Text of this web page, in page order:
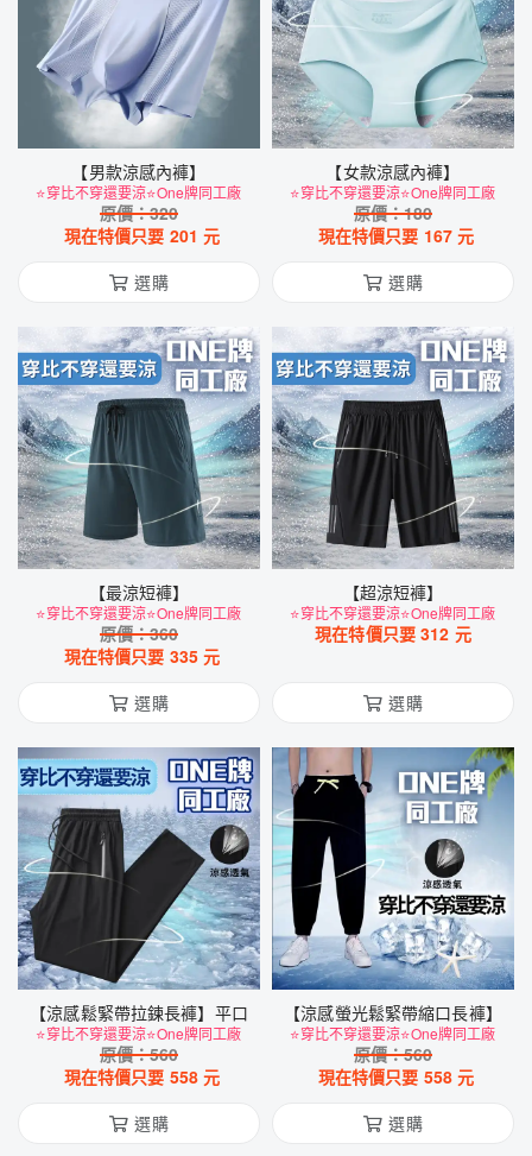
【男款涼感內褲】
⭐穿比不穿還要涼⭐One牌同工廠
原價：320
現在特價只要 201 元
選購
【女款涼感內褲】
⭐穿比不穿還要涼⭐One牌同工廠
原價：180
現在特價只要 167 元
選購
【最涼短褲】
⭐穿比不穿還要涼⭐One牌同工廠
原價：360
現在特價只要 335 元
選購
【超涼短褲】
⭐穿比不穿還要涼⭐One牌同工廠
現在特價只要312 元
選購
【涼感鬆緊帶拉鍊長褲】平口
⭐穿比不穿還要涼⭐One牌同工廠
原價：560
現在特價只要 558 元
選購
【涼感螢光鬆緊帶縮口長褲】
⭐穿比不穿還要涼⭐One牌同工廠
原價：560
現在特價只要 558 元
選購